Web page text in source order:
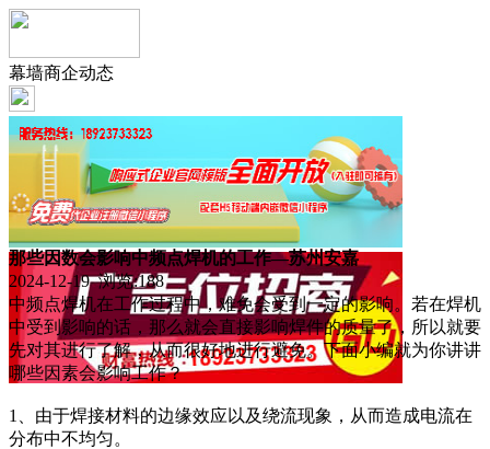
幕墙商企动态
那些因数会影响中频点焊机的工作—苏州安嘉
2024-12-19 浏览:188
中频点焊机在工作过程中，难免会受到一定的影响。若在焊机
中受到影响的话，那么就会直接影响焊件的质量了，所以就要
先对其进行了解，从而很好地进行避免。下面小编就为你讲讲
哪些因素会影响工作？
1、由于焊接材料的边缘效应以及绕流现象，从而造成电流在
分布中不均匀。